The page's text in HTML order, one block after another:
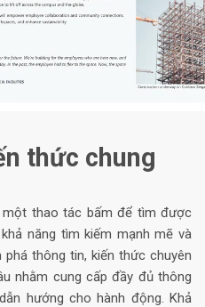
thức chung
thao tác bấm để tìm được
năng tìm kiếm mạnh mẽ và
thông tin, kiến thức chuyên
nhằm cung cấp đầy đủ thông
hướng cho hành động. Khả